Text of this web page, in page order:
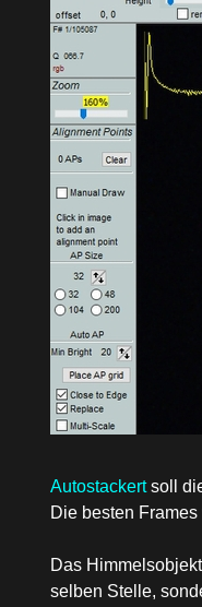
Autostackertsoll
Die besten
Das
selben Stelle,